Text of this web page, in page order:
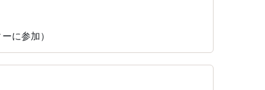
に参加）